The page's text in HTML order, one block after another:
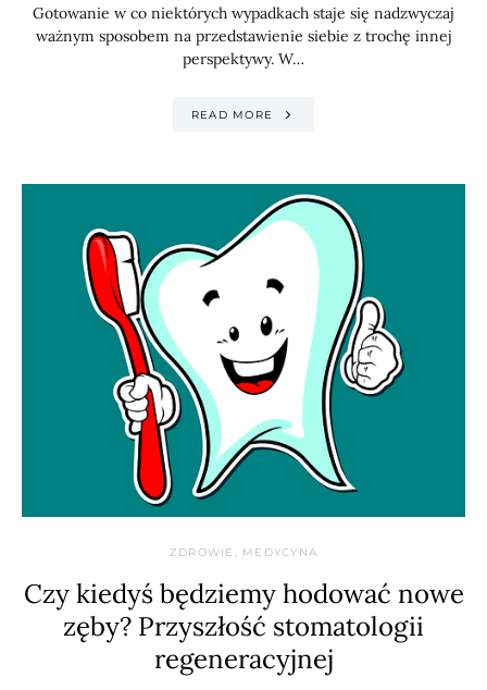
Gotowanie w co niektórych wypadkach staje się nadzwyczaj
ważnym sposobem na przedstawienie siebie z trochę innej
perspektywy. W…
READ MORE
ZDROWIE, MEDYCYNA
Czy kiedyś będziemy hodować nowe
zęby? Przyszłość stomatologii
regeneracyjnej